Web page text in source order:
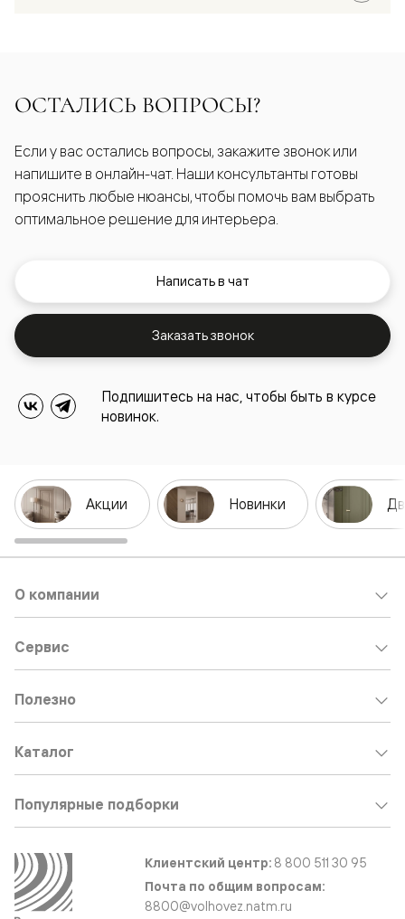
ОСТАЛИСЬ ВОПРОСЫ?
Если у вас остались вопросы, закажите звонок или
напишите в онлайн-чат. Наши консультанты готовы
прояснить любые нюансы, чтобы помочь вам выбрать
оптимальное решение для интерьера.
Написать в чат
Заказать звонок
Подпишитесь на нас, чтобы быть в курсе
новинок.
Акции Новинки
О компании
Сервис
Полезно
Каталог
Популярные подборки
Клиентский центр: 8 800 511 30 95
Почта по общим вопросам:
8800@volhovez.natm.ru